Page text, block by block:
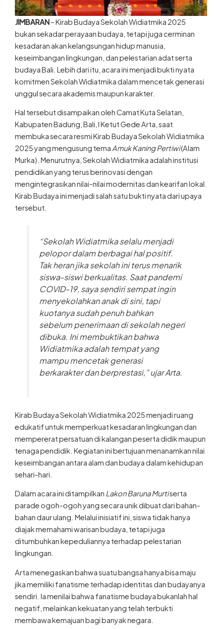
JIMBARAN – Kirab Budaya Sekolah Widiatmika 2025
bukan sekadar perayaan budaya, tetapi juga cerminan
kesadaran akan kelangsungan hidup manusia,
keseimbangan lingkungan, dan pelestarian adat serta
budaya Bali. Lebih dari itu, acara ini menjadi bukti nyata
komitmen Sekolah Widiatmika dalam mencetak generasi
unggul secara akademis maupun karakter.
Hal tersebut disampaikan oleh Camat Kuta Selatan,
Kabupaten Badung, Bali, I Ketut Gede Arta, saat
membuka secara resmi Kirab Budaya Sekolah Widiatmika
2025 yang mengusung tema Amuk Kaning Pertiwi(Alam
Murka). Menurutnya, Sekolah Widiatmika adalah institusi
pendidikan yang terus berinovasi dengan
mengintegrasikan nilai-nilai modernitas dan kearifan lokal.
Kirab Budaya ini menjadi salah satu bukti nyata dari upaya
tersebut.
“Sekolah Widiatmika selalu menjadi
pelopor dalam berbagai hal positif.
Tak heran jika sekolah ini terus menarik
siswa-siswi berkualitas. Saat pandemi
COVID-19, saya sendiri sempat ingin
menyekolahkan anak di sini, tapi
kuotanya sudah penuh bahkan
sebelum penerimaan di sekolah negeri
dibuka. Ini membuktikan bahwa
Widiatmika adalah tempat yang
mampu mencetak generasi
berkarakter dan berprestasi,” ujar Arta.
Kirab Budaya Sekolah Widiatmika 2025 menjadi ruang
edukatif untuk memperkuat kesadaran lingkungan dan
mempererat persatuan di kalangan peserta didik maupun
tenaga pendidik. Kegiatan ini bertujuan menanamkan nilai
keseimbangan antara alam dan budaya dalam kehidupan
sehari-hari.
Dalam acara ini ditampilkan Lakon Baruna Murtiserta
parade ogoh-ogoh yang secara unik dibuat dari bahan-
bahan daur ulang. Melalui inisiatif ini, siswa tidak hanya
diajak memahami warisan budaya, tetapi juga
ditumbuhkan kepeduliannya terhadap pelestarian
lingkungan.
Arta menegaskan bahwa suatu bangsa hanya bisa maju
jika memiliki fanatisme terhadap identitas dan budayanya
sendiri. Ia menilai bahwa fanatisme budaya bukanlah hal
negatif, melainkan kekuatan yang telah terbukti
membawa kemajuan bagi banyak negara.